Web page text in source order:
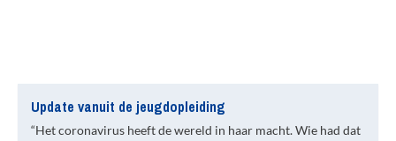
Update vanuit de jeugdopleiding
“Het coronavirus heeft de wereld in haar macht. Wie had dat